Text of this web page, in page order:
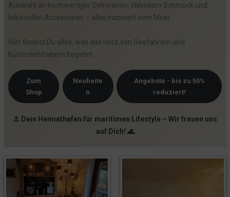
Auswahl an hochwertiger Dekoration, stilvollem Schmuck und
liebevollen Accessoires – alles inspiriert vom Meer.
Hier findest Du alles, was das Herz von Seefahrern und
Küstenliebhabern begehrt.
Zum
Shop
Neuheite
n
Angebote - bis zu 50%
reduziert!
⚓ Dein Heimathafen für maritimen Lifestyle – Wir freuen uns
auf Dich! 🌊